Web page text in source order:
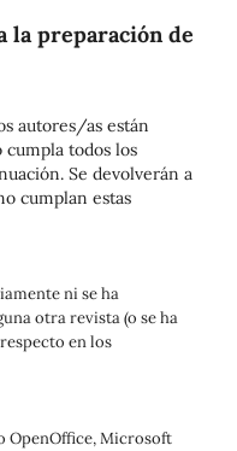
la preparación de
autores/as están
cumpla todos los
Se devolverán a
cumplan estas
ni se ha
otra revista (o se ha
en los
OpenOffice, Microsoft